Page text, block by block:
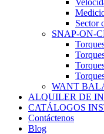
Sector
SNAP-ON-
WANT
ALQUILER DE
CATÁLOGOS
Contáctenos
Blog